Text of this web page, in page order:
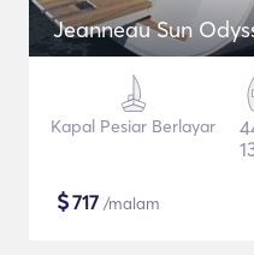
Jeanneau Sun
Kapal Pesiar Berlayar
$717 /malam